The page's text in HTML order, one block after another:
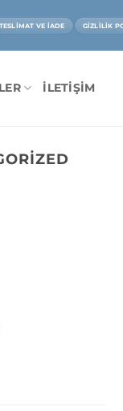
TESLIMAT VE İADE GIZLILIK
İLETIŞIM